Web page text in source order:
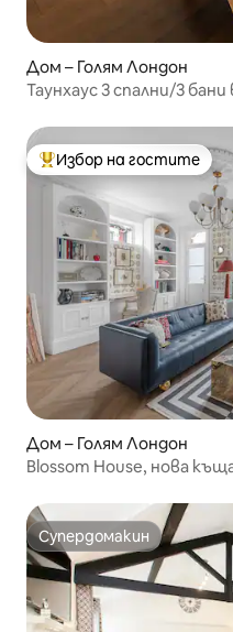
Дом – Голям Лондон
Таунхаус 3 спални/3
Най-популярен избор на
Избор на гостите
Дом – Голям Лондон
Blossom House, нова
Супердомакин
Супердомакин